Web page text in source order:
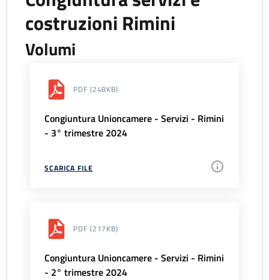
costruzioni Rimini
Volumi
PDF (248KB)
Congiuntura Unioncamere - Servizi - Rimini
- 3° trimestre 2024
SCARICA FILE
PDF (217KB)
Congiuntura Unioncamere - Servizi - Rimini
- 2° trimestre 2024